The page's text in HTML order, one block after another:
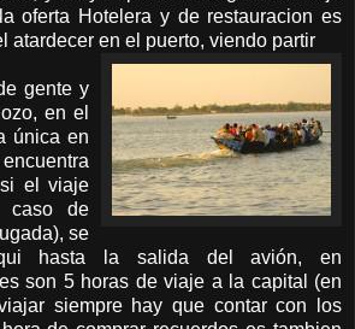
oferta Hotelera y de restauracion es
atardecer en el puerto, viendo partir
gente y
en el
única en
el viaje
caso de
se
hasta la salida del avión, en
son 5 horas de viaje a la capital (en
siempre hay que contar con los